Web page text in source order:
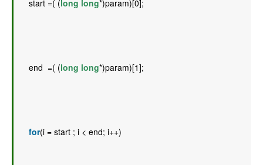
start =( (long long*)param)[0];
end  =( (long long*)param)[1];
for(i = start ; i < end; i++)